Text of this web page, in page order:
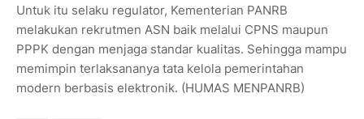
Untuk itu selaku regulator, Kementerian PANRB
melakukan rekrutmen ASN baik melalui CPNS maupun
PPPK dengan menjaga standar kualitas. Sehingga mampu
memimpin terlaksananya tata kelola pemerintahan
modern berbasis elektronik. (HUMAS MENPANRB)